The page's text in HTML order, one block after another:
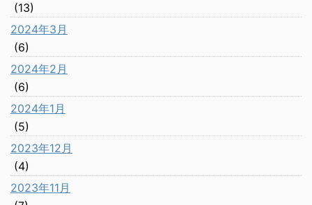
(13)
2024年3月
(6)
2024年2月
(6)
2024年1月
(5)
2023年12月
(4)
2023年11月